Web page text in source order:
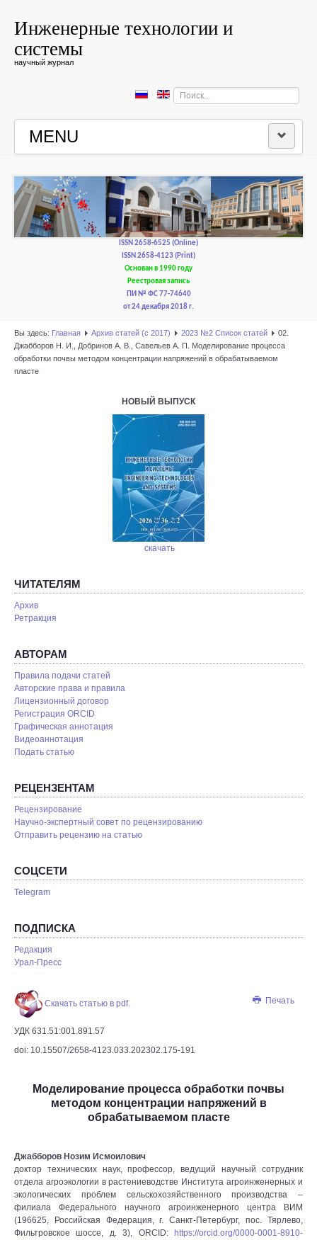
Инженерные технологии и
системы
научный журнал
Искать...
MENU
РЕДКОЛЛЕГИЯ
РЕДАКЦИОННАЯ ПОЛИТИКА И ЭТИКА
ISSN 2658-6525 (Online)
ISSN 2658-4123 (Print)
Основан в 1990 году
Реестровая запись
ПИ № ФС 77-74640
от 24 декабря 2018 г.
Вы здесь: Главная Архив статей (с 2017) 2023 №2 Список статей
02.
Джабборов Н. И., Добринов А. В., Савельев А. П. Моделирование процесса
обработки почвы методом концентрации напряжений в обрабатываемом
пласте
НОВЫЙ ВЫПУСК
скачать
ЧИТАТЕЛЯМ
Архив
Ретракция
АВТОРАМ
Правила подачи статей
Авторские права и правила
Лицензионный договор
Регистрация ORCID
Графическая аннотация
Видеоаннотация
Подать статью
РЕЦЕНЗЕНТАМ
Рецензирование
Научно-экспертный совет по рецензированию
Отправить рецензию на статью
СОЦСЕТИ
Telegram
ПОДПИСКА
Редакция
Урал-Пресс
Печать
Скачать статью в pdf.
УДК 631.51:001.891.57
doi: 10.15507/2658-4123.033.202302.175-191
Моделирование процесса обработки почвы
методом концентрации напряжений в
обрабатываемом пласте
Джабборов Нозим Исмоилович
доктор технических наук, профессор, ведущий научный сотрудник
отдела агроэкологии в растениеводстве Института агроинженерных и
экологических проблем сельскохозяйственного производства –
филиала Федерального научного агроинженерного центра ВИМ
(196625, Российская Федерация, г. Санкт-Петербург, пос. Тярлево,
Фильтровское шоссе, д. 3), ORCID:
https://orcid.org/0000-0001-8910-